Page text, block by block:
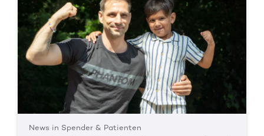
News in Spender & Patienten